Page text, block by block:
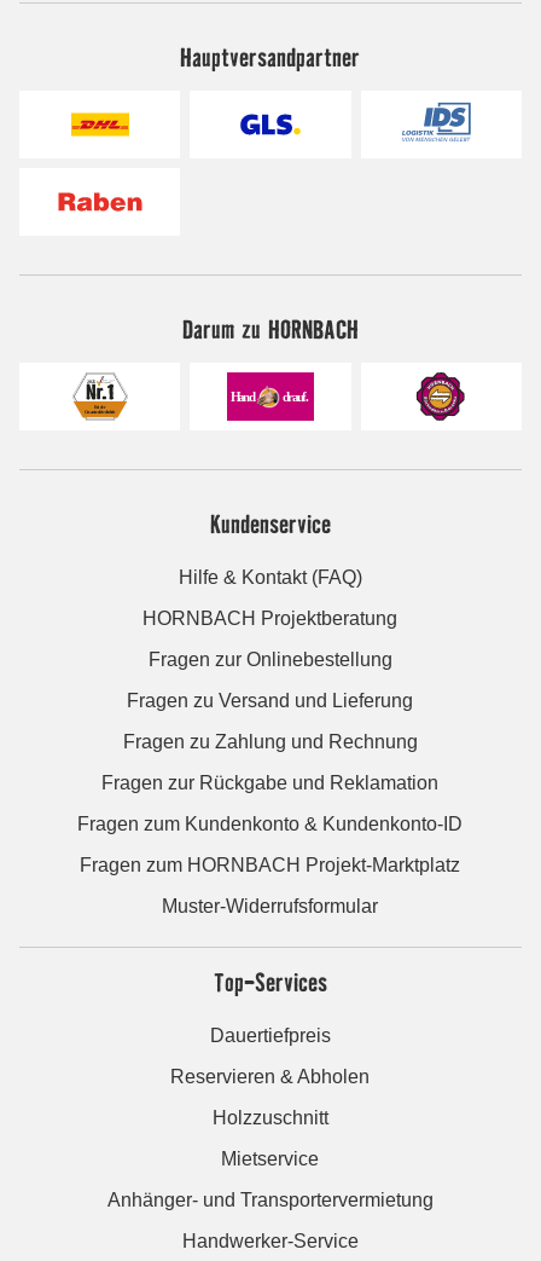
Hauptversandpartner
Darum zu HORNBACH
Kundenservice
Hilfe & Kontakt (FAQ)
HORNBACH Projektberatung
Fragen zur Onlinebestellung
Fragen zu Versand und Lieferung
Fragen zu Zahlung und Rechnung
Fragen zur Rückgabe und Reklamation
Fragen zum Kundenkonto & Kundenkonto-ID
Fragen zum HORNBACH Projekt-Marktplatz
Muster-Widerrufsformular
Top-Services
Dauertiefpreis
Reservieren & Abholen
Holzzuschnitt
Mietservice
Anhänger- und Transportervermietung
Handwerker-Service